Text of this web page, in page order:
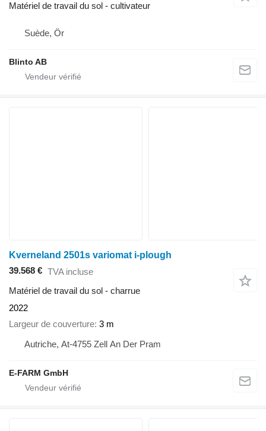
Matériel de travail du sol - cultivateur
Suède, Ör
Blinto AB
Kverneland 2501s variomat i-plough
39.568 € TVA incluse
Matériel de travail du sol - charrue
2022
Largeur de couverture 3 m
Autriche, At-4755 Zell An Der Pram
E-FARM GmbH